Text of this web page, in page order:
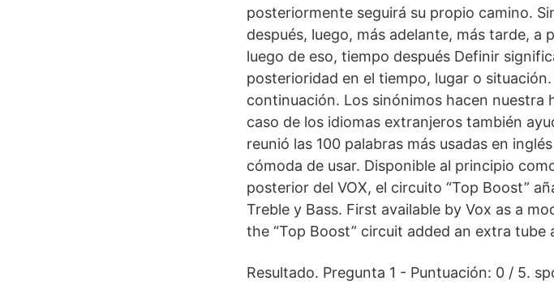
posteriormente seguirá su propio camino.
después, luego, más adelante, más tarde,
luego de eso, tiempo después Definir
posterioridad en el tiempo, lugar o
continuación. Los sinónimos hacen nuestra
caso de los idiomas extranjeros también
reunió las 100 palabras más usadas en
cómoda de usar. Disponible al principio
posterior del VOX, el circuito “Top Boost”
Treble y Bass. First available by Vox as a
the “Top Boost” circuit added an extra
Resultado. Pregunta 1 - Puntuación: 0 / 5.